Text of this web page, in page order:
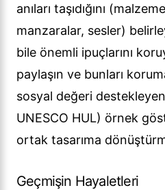
anıları taşıdığını
manzaralar, sesler)
bile önemli ipuçlarını
paylaşın ve bunları
sosyal değeri
UNESCO HUL) örnek
ortak tasarıma
Geçmişin Hayaletleri